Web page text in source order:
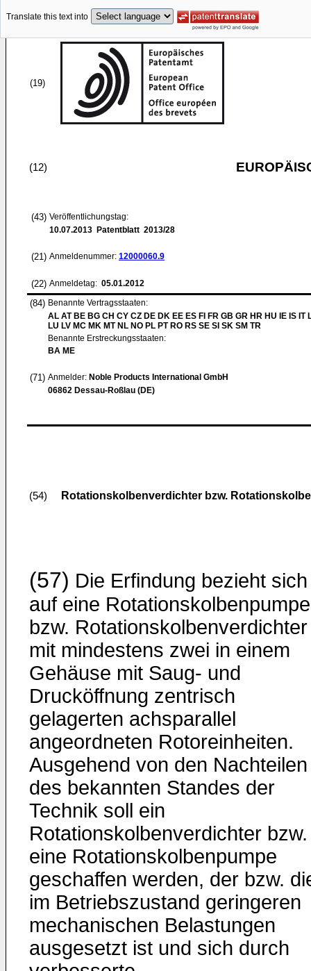
Translate this text into
(19)
(12)
(43) Veröffentlichungstag:
10.07.2013 Patentblatt 2013/28
(21) Anmeldenummer: 12000060.9
(22) Anmeldetag: 05.01.2012
(84) Benannte Vertragsstaaten:
AL AT BE BG CH CY CZ DE DK EE ES FI FR GB GR HR HU IE IS IT
LU LV MC MK MT NL NO PL PT RO RS SE SI SK SM TR
Benannte Erstreckungsstaaten:
BA ME
(71) Anmelder: Noble Products International GmbH
06862 Dessau-Roßlau (DE)
(54) Rotationskolbenverdichter bzw.
(57) Die Erfindung bezieht sich
auf eine Rotationskolbenpumpe
bzw. Rotationskolbenverdichter
mit mindestens zwei in einem
Gehäuse mit Saug- und
Drucköffnung zentrisch
gelagerten achsparallel
angeordneten Rotoreinheiten.
Ausgehend von den Nachteilen
des bekannten Standes der
Technik soll ein
Rotationskolbenverdichter bzw.
eine Rotationskolbenpumpe
geschaffen werden, der bzw.
im Betriebszustand geringeren
mechanischen Belastungen
ausgesetzt ist und sich durch